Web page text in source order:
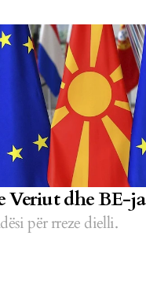
Veriut dhe BE-ja
për rreze dielli.